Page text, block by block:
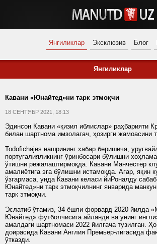
Янгиликлар Эксклюзив Блог
Янгиликлар
Кавани «Юнайтед»ни тарк этмоқчи
18 СЕНТЯБР 2021, 18:13
Эдинсон Кавани «қизил иблислар» раҳбарияти
билан шартнома имзолагач, ҳозирги жамоасини
Todofichajes нашрининг хабар беришича,
португалияликнинг ўринбосари бўлишни
ўтишни режалаштирмоқда. Кавани Манчестер
амалиётига эга бўлишни истамоқда. Агар, яқин
ўзгармаса, унда Кавани келаси йиРоналду
Юнайтед»ни тарк этмоқчилнинг январида
тарк этмоқчи.
Эслатиб ўтамиз, 34 ёшли форвард 2020 йилда
Юнайтед» футболчисига айланди ва унинг
амалдаги шартномаси 2022 йилгача тузилган.
доирасида Кавани Англия Премьер-лигасида
ўтказди.